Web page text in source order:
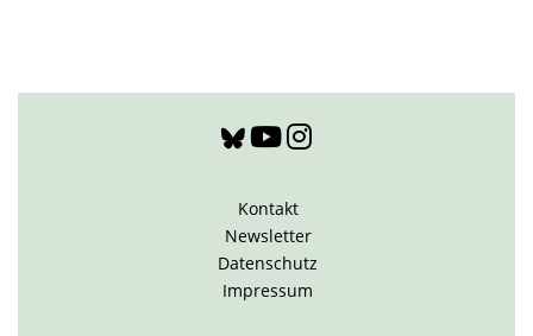
Kontakt
Newsletter
Datenschutz
Impressum